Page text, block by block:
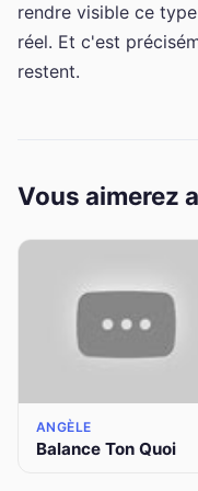
rendre visible ce
réel. Et c'est
restent.
Vous aimerez
ANGÈLE
Balance Ton Quoi